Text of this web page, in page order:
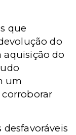
que
do
aquisição do
um
desfavoráveis